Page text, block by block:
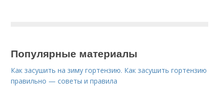
Популярные материалы
Как засушить на зиму гортензию. Как засушить гортензию
правильно — советы и правила